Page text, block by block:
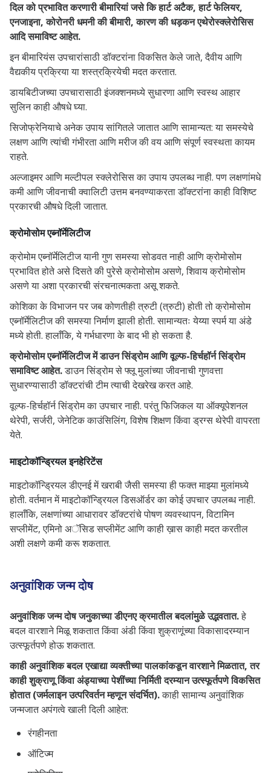
दिल को प्रभावित करणारी बीमारियां जसे कि हार्ट अटैक, हार्ट फेलियर,
एनजाइना, कोरोनरी धमनी की बीमारी, कारण की धड़कन एथेरोस्क्लेरोसिस
आदि समाविष्ट आहेत.
इन बीमारियंस उपचारांसाठी डॉक्टरांना विकसित केले जाते, दैवीय आणि
वैद्यकीय प्रक्रिया या शस्त्रक्रियेची मदत करतात.
डायबिटीजच्या उपचारासाठी इंजक्शनमध्ये सुधारणा आणि स्वस्थ आहार
सुलिन काही औषधे घ्या.
सिजोफ्रेनियाचे अनेक उपाय सांगितले जातात आणि सामान्यत: या समस्येचे
लक्षण आणि त्यांची गंभीरता आणि मरीज की वय आणि संपूर्ण स्वस्थता कायम
राहते.
अल्जाइमर आणि मल्टीपल स्क्लेरोसिस का उपाय उपलब्ध नाही. पण लक्षणांमधे
कमी आणि जीवनाची क्वालिटी उत्तम बनवण्याकरता डॉक्टरांना काही विशिष्ट
प्रकारची औषधे दिली जातात.
क्रोमोसोम एब्नॉर्मेलिटीज
क्रोमोम एब्नॉर्मेलिटीज यानी गुण समस्या सोडवत नाही आणि क्रोमोसोम
प्रभावित होते असे दिसते की पुरेसे क्रोमोसोम असणे, शिवाय क्रोमोसोम
असणे या अशा प्रकारची संरचनात्मकता असू शकते.
कोशिका के विभाजन पर जब कोणतीही त्रुटी (त्रुटी) होती तो क्रोमोसोम
एब्नॉर्मेलिटीज की समस्या निर्माण झाली होती. सामान्यतः येय्या स्पर्म या अंडे
मध्ये होती. हालाँकि, ये गर्भधारणा के बाद भी हो सकता है.
क्रोमोसोम एब्नॉर्मेलिटीज में डाउन सिंड्रोम आणि वूल्फ-हिर्चहॉर्न सिंड्रोम
समाविष्ट आहेत.डाउन सिंड्रोम से फ्लू मुलांच्या जीवनाची गुणवत्ता
सुधारण्यासाठी डॉक्टरांची टीम त्याची देखरेख करत आहे.
वूल्फ-हिर्चहॉर्न सिंड्रोम का उपचार नाही. परंतु फिजिकल या ऑक्यूपेशनल
थेरेपी, सर्जरी, जेनेटिक काउंसिलिंग, विशेष शिक्षण किंवा ड्रग्स थेरेपी वापरता
येते.
माइटोकॉन्ड्रियल इनहेरिटेंस
माइटोकॉन्ड्रियल डीएनई में खराबी जैसी समस्या ही फक्त माझ्या मुलांमध्ये
होती. वर्तमान में माइटोकॉन्ड्रियल डिसऑर्डर का कोई उपचार उपलब्ध नाही.
हालाँकि, लक्षणांच्या आधारावर डॉक्टरांचे पोषण व्यवस्थापन, विटामिन
सप्लीमेंट, एमिनो अॅसिड सप्लीमेंट आणि काही ख़ास काही मदत करतील
अशी लक्षणे कमी करू शकतात.
अनुवांशिक जन्म दोष
अनुवांशिक जन्म दोष जनुकाच्या डीएनए क्रमातील बदलांमुळे उद्भवतात.हे
बदल वारशाने मिळू शकतात किंवा अंडी किंवा शुक्राणूंच्या विकासादरम्यान
उत्स्फूर्तपणे होऊ शकतात.
काही अनुवांशिक बदल एखाद्या व्यक्तीच्या पालकांकडून वारशाने मिळतात, तर
काही शुक्राणू किंवा अंड्याच्या पेशींच्या निर्मिती दरम्यान उत्स्फूर्तपणे विकसित
होतात (जर्मलाइन उत्परिवर्तन म्हणून संदर्भित).काही सामान्य अनुवांशिक
जन्मजात अपंगत्वे खाली दिली आहेत:
रंगहीनता
ऑटिज्म